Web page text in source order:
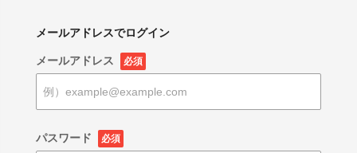
メールアドレスでログイン
メールアドレス 必須
パスワード 必須